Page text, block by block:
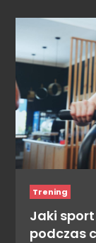
Trening
Jaki
podczas